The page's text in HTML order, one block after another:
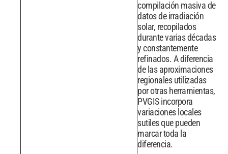
compilación masiva de
datos de irradiación
solar, recopilados
durante varias décadas
y constantemente
refinados. A diferencia
de las aproximaciones
regionales utilizadas
por otras herramientas,
PVGIS incorpora
variaciones locales
sutiles que pueden
marcar toda la
diferencia.